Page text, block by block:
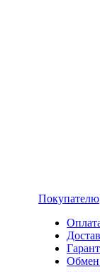
Покупателю